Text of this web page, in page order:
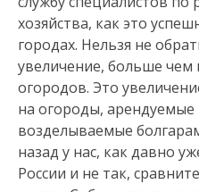
хозяйства, как это
городах. Нельзя не
увеличение, больше чем
огородов. Это
на огороды,
возделываемые
назад у нас, как давно
России и не так,